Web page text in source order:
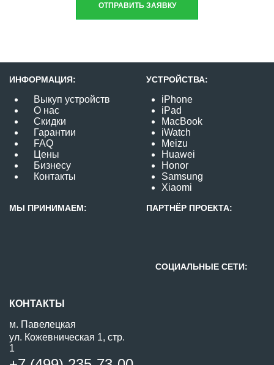
ОТПРАВИТЬ ЗАЯВКУ
МЫ ПРИНИМАЕМ:
ИНФОРМАЦИЯ:
Выкуп устройств
О нас
Скидки
Гарантии
FAQ
Цены
Бизнесу
Контакты
УСТРОЙСТВА:
iPhone
iPad
MacBook
iWatch
Meizu
Huawei
Honor
Samsung
Xiaomi
ПАРТНЁР ПРОЕКТА:
СОЦИАЛЬНЫЕ СЕТИ:
КОНТАКТЫ
м. Павелецкая
ул. Кожевническая 1, стр.
1